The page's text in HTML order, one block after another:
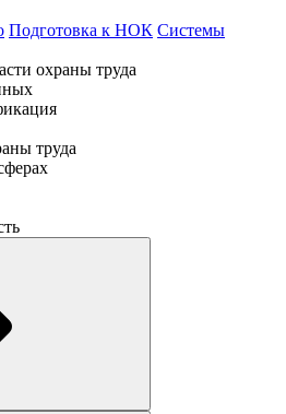
Подготовка к НОК Системы
охраны труда
труда